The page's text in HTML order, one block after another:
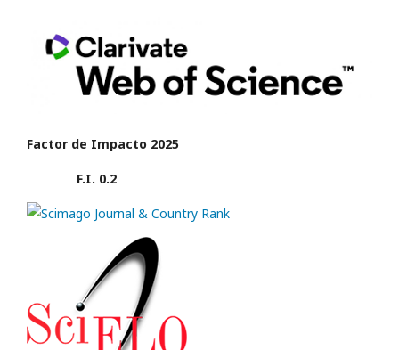
Factor de Impacto 2025
F.I. 0.2